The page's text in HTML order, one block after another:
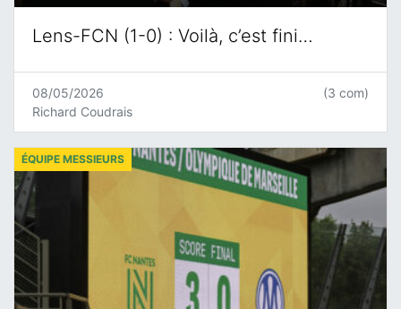
Lens-FCN (1-0) : Voilà, c’est fini…
08/05/2026
Richard Coudrais
(3 com)
ÉQUIPE MESSIEURS